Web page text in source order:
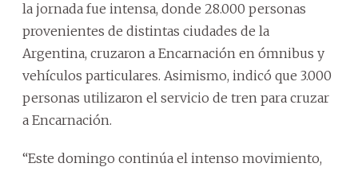
la jornada fue intensa, donde 28.000 personas
provenientes de distintas ciudades de la
Argentina, cruzaron a Encarnación en ómnibus y
vehículos particulares. Asimismo, indicó que 3.000
personas utilizaron el servicio de tren para cruzar
a Encarnación.
“Este domingo continúa el intenso movimiento,